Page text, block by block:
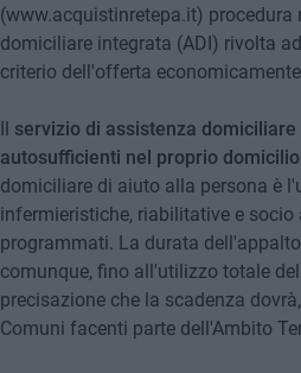
(www.acquistinretepa.it)
domiciliare integrata (ADI) rivolta
criterio dell'offerta
servizio di assistenza
autosufficienti nel proprio
domiciliare di aiuto alla persona è
infermieristiche, riabilitative e
programmati. La durata
comunque, fino all'utilizzo totale
precisazione che la scadenza
Comuni facenti parte dell'Ambito